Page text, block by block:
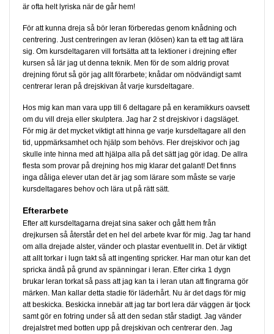
är ofta helt lyriska när de går hem!
För att kunna dreja så bör leran förberedas genom knådning och
centrering. Just centreringen av leran (klösen) kan ta ett tag att lära
sig. Om kursdeltagaren vill fortsätta att ta lektioner i drejning efter
kursen så lär jag ut denna teknik. Men för de som aldrig provat
drejning förut så gör jag allt förarbete; knådar om nödvändigt samt
centrerar leran på drejskivan åt varje kursdeltagare.
Hos mig kan man vara upp till 6 deltagare på en keramikkurs oavsett
om du vill dreja eller skulptera. Jag har 2 st drejskivor i dagsläget.
För mig är det mycket viktigt att hinna ge varje kursdeltagare all den
tid, uppmärksamhet och hjälp som behövs. Fler drejskivor och jag
skulle inte hinna med att hjälpa alla på det sätt jag gör idag. De allra
flesta som provar på drejning hos mig klarar det galant! Det finns
inga dåliga elever utan det är jag som lärare som måste se varje
kursdeltagares behov och lära ut på rätt sätt.
Efterarbete
Efter att kursdeltagarna drejat sina saker och gått hem från
drejkursen så återstår det en hel del arbete kvar för mig. Jag tar hand
om alla drejade alster, vänder och plastar eventuellt in. Det är viktigt
att allt torkar i lugn takt så att ingenting spricker. Har man otur kan det
spricka ändå på grund av spänningar i leran. Efter cirka 1 dygn
brukar leran torkat så pass att jag kan ta i leran utan att fingrarna gör
märken. Man kallar detta stadie för läderhårt. Nu är det dags för mig
att beskicka. Beskicka innebär att jag tar bort lera där väggen är tjock
samt gör en fotring under så att den sedan står stadigt. Jag vänder
drejalstret med botten upp på drejskivan och centrerar den. Jag